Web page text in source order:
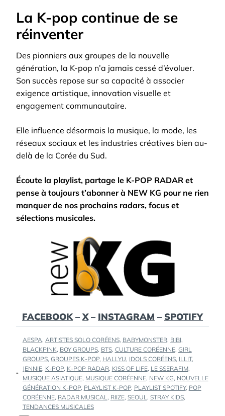
La K-pop continue de se
réinventer
Des pionniers aux groupes de la nouvelle
génération, la K-pop n’a jamais cessé d’évoluer.
Son succès repose sur sa capacité à associer
exigence artistique, innovation visuelle et
engagement communautaire.
Elle influence désormais la musique, la mode, les
réseaux sociaux et les industries créatives bien au-
delà de la Corée du Sud.
Écoute la playlist, partage le K-POP RADAR et
pense à toujours t’abonner à NEW KG pour ne rien
manquer de nos prochains radars, focus et
sélections musicales.
FACEBOOK–X– INSTAGRAM – SPOTIFY
TAGS
:
AESPA, ARTISTES SOLO CORÉENS, BABYMONSTER, BIBI,
BLACKPINK, BOY GROUPS, BTS, CULTURE CORÉENNE, GIRL
GROUPS, GROUPES K-POP, HALLYU, IDOLS CORÉENS, ILLIT,
JENNIE, K-POP, K-POP RADAR, KISS OF LIFE, LE SSERAFIM,
MUSIQUE ASIATIQUE, MUSIQUE CORÉENNE, NEW KG, NOUVELLE
GÉNÉRATION K-POP, PLAYLIST K-POP, PLAYLIST SPOTIFY, POP
CORÉENNE, RADAR MUSICAL, RIIZE, SEOUL, STRAY KIDS,
TENDANCES MUSICALES